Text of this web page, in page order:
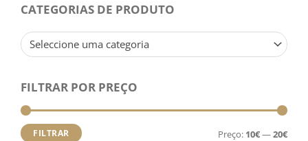
CATEGORIAS DE PRODUTO
Seleccione uma categoria
FILTRAR POR PREÇO
FILTRAR Preço: 10€—20€